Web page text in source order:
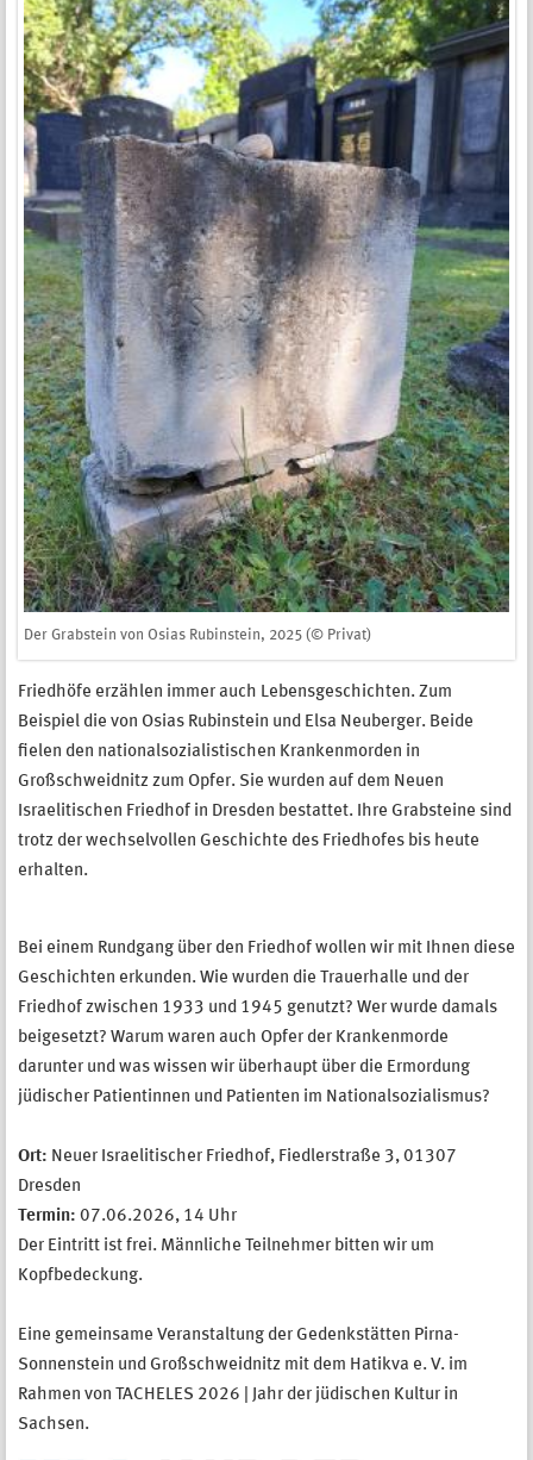
Der Grabstein von Osias Rubinstein, 2025 (© Privat)
Friedhöfe erzählen immer auch Lebensgeschichten. Zum
Beispiel die von Osias Rubinstein und Elsa Neuberger. Beide
fielen den nationalsozialistischen Krankenmorden in
Großschweidnitz zum Opfer. Sie wurden auf dem Neuen
Israelitischen Friedhof in Dresden bestattet. Ihre Grabsteine sind
trotz der wechselvollen Geschichte des Friedhofes bis heute
erhalten.
Bei einem Rundgang über den Friedhof wollen wir mit Ihnen diese
Geschichten erkunden. Wie wurden die Trauerhalle und der
Friedhof zwischen 1933 und 1945 genutzt? Wer wurde damals
beigesetzt? Warum waren auch Opfer der Krankenmorde
darunter und was wissen wir überhaupt über die Ermordung
jüdischer Patientinnen und Patienten im Nationalsozialismus?
Ort: Neuer Israelitischer Friedhof, Fiedlerstraße 3, 01307
Dresden
Termin: 07.06.2026, 14 Uhr
Der Eintritt ist frei. Männliche Teilnehmer bitten wir um
Kopfbedeckung.
Eine gemeinsame Veranstaltung der Gedenkstätten Pirna-
Sonnenstein und Großschweidnitz mit dem Hatikva e. V. im
Rahmen von TACHELES 2026 | Jahr der jüdischen Kultur in
Sachsen.